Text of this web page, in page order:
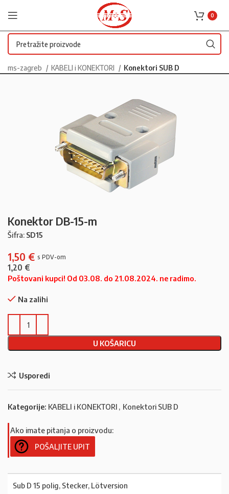
0
ms-zagreb KABELI i KONEKTORI Konektori SUB D
Konektor DB-15-m
Šifra: SD15
1,50 €
1,20 €
Poštovani kupci! Od 03.08. do 21.08.2024. ne radimo.
Na zalihi
U KOŠARICU
Usporedi
Kategorije: KABELI i KONEKTORI , Konektori SUB D
Ako imate pitanja o proizvodu:
POŠALJITE UPIT
Sub D 15 polig, Stecker, Lötversion